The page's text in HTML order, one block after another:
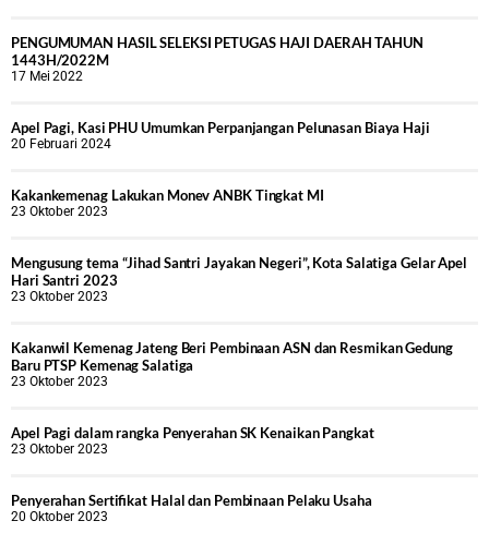
PENGUMUMAN HASIL SELEKSI PETUGAS HAJI DAERAH TAHUN
1443H/2022M
17 Mei 2022
Apel Pagi, Kasi PHU Umumkan Perpanjangan Pelunasan Biaya Haji
20 Februari 2024
Kakankemenag Lakukan Monev ANBK Tingkat MI
23 Oktober 2023
Mengusung tema “Jihad Santri Jayakan Negeri”, Kota Salatiga Gelar Apel
Hari Santri 2023
23 Oktober 2023
Kakanwil Kemenag Jateng Beri Pembinaan ASN dan Resmikan Gedung
Baru PTSP Kemenag Salatiga
23 Oktober 2023
Apel Pagi dalam rangka Penyerahan SK Kenaikan Pangkat
23 Oktober 2023
Penyerahan Sertifikat Halal dan Pembinaan Pelaku Usaha
20 Oktober 2023